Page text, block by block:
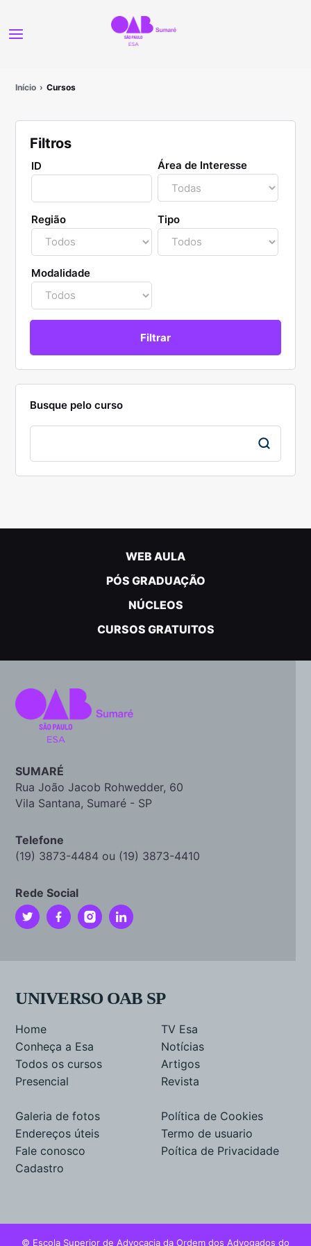
Início Cursos
Filtros
ID Área de Interesse
Região Tipo
Modalidade
Busque pelo curso
WEB AULA
PÓS GRADUAÇÃO
NÚCLEOS
CURSOS GRATUITOS
SUMARÉ
Rua João Jacob Rohwedder, 60
Vila Santana, Sumaré - SP
Telefone
(19) 3873-4484 ou (19) 3873-4410
Rede Social
UNIVERSO OAB SP
Home
Conheça a Esa
Todos os cursos
Presencial
TV Esa
Notícias
Artigos
Revista
Galeria de fotos
Endereços úteis
Fale conosco
Cadastro
Política de Cookies
Termo de usuario
Poítica de Privacidade
© Escola Superior de Advocacia da Ordem dos Advogados do